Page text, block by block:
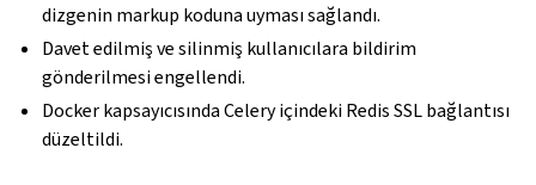
dizgenin markup koduna uyması sağlandı.
Davet edilmiş ve silinmiş kullanıcılara bildirim
gönderilmesi engellendi.
Docker kapsayıcısında Celery içindeki Redis SSL bağlantısı
düzeltildi.